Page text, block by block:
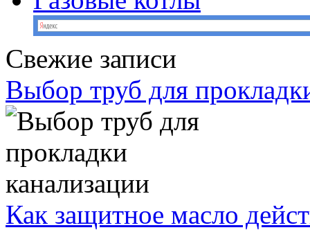
Свежие записи
Выбор труб для
Как защитное масло